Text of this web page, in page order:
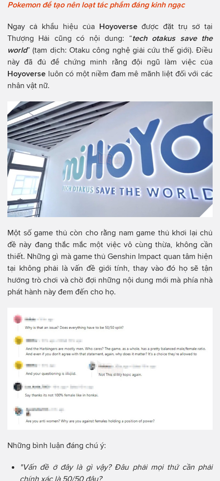
Pokemon để tạo nên loạt tác phẩm đáng kinh ngạc
Ngay cả khẩu hiệu của Hoyoverseđược đặt trụ sở tại
Thượng Hải cũng có nội dung: “tech otakus save the
world” (tạm dịch: Otaku công nghệ giải cứu thế giới). Điều
này đã đủ để chứng minh rằng đội ngũ làm việc của
Hoyoverse luôn có một niềm đam mê mãnh liệt đối với các
nhân vật nữ.
Một số game thủ còn cho rằng nam game thủ khơi lại chủ
đề này đang thắc mắc một việc vô cùng thừa, không cần
thiết. Những gì mà game thủ Genshin Impact quan tâm hiện
tại không phải là vấn đề giới tính, thay vào đó họ sẽ tận
hưởng trò chơi và chờ đợi những nội dung mới mà phía nhà
phát hành này đem đến cho họ.
Những bình luận đáng chú ý:
"Vấn đề ở đây là gì vậy? Đâu phải mọi thứ cần phải
chính xác là 50/50 đâu?